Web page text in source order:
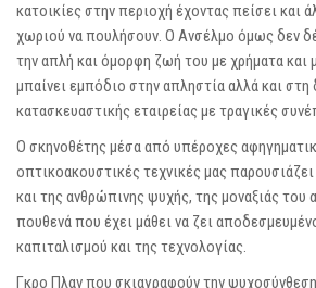
κατοικίες στην περιοχή έχοντας πείσει και
χωριού να πουλήσουν. Ο Ανσέλμο όμως δεν
την απλή και όμορφη ζωή του με χρήματα και
μπαίνει εμπόδιο στην απληστία αλλά και στη
κατασκευαστικής εταιρείας με τραγικές
O σκηνοθέτης μέσα από υπέροχες
οπτικοακουστικές τεχνικές μας
και της ανθρώπινης ψυχής, της μοναξιάς
πουθενά που έχει μάθει να ζει
καπιταλισμού και της τεχνολογίας.
Γκρο Πλαν που σκιαγραφούν την